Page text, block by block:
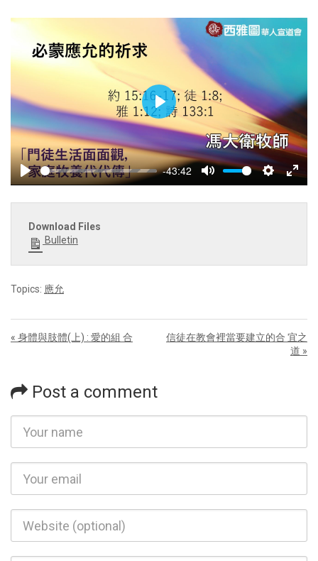
Play
-43:42
Mute
Settings
Enter
Play
Download Files
Bulletin
Topics: 應允
« 身體與肢體(上) : 愛的組 合
信徒在教會裡當要建立的合 宜之
道 »
Post a comment